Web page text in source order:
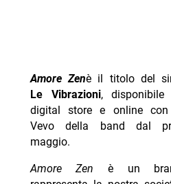
Amore Zenè il titolo del
Le Vibrazioni,
digital store e online
Vevo della band dal
maggio.
Amore Zen è un